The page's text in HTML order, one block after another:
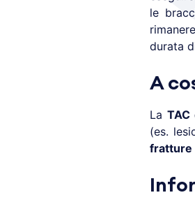
le
durata
A
La TAC
(es.
fratture